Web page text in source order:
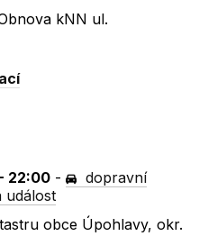
kNN ul.
22:00 -
dopravní
událost
obce Úpohlavy, okr.